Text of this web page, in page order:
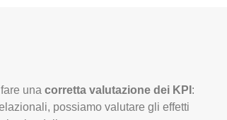
una corretta valutazione dei KPI :
possiamo valutare gli effetti